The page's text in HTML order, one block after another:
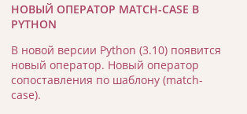
НОВЫЙ ОПЕРАТОР MATCH-CASE В
PYTHON
В новой версии Python (3.10) появится
новый оператор. Новый оператор
сопоставления по шаблону (match-
case).